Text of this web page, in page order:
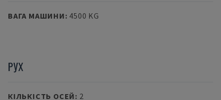
ВАГА МАШИНИ: 4500 KG
РУХ
КІЛЬКІСТЬ ОСЕЙ: 2